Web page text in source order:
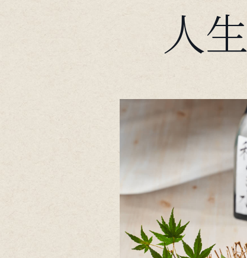
人